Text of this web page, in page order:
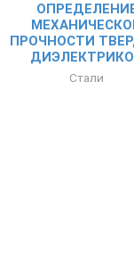
ПРОЧНОСТИ
Стали